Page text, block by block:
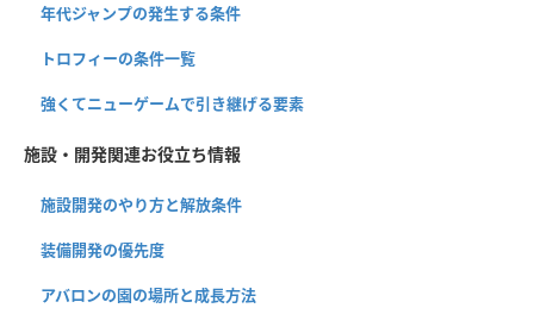
年代ジャンプの発生する条件
トロフィーの条件一覧
強くてニューゲームで引き継げる要素
施設・開発関連お役立ち情報
施設開発のやり方と解放条件
装備開発の優先度
アバロンの園の場所と成長方法